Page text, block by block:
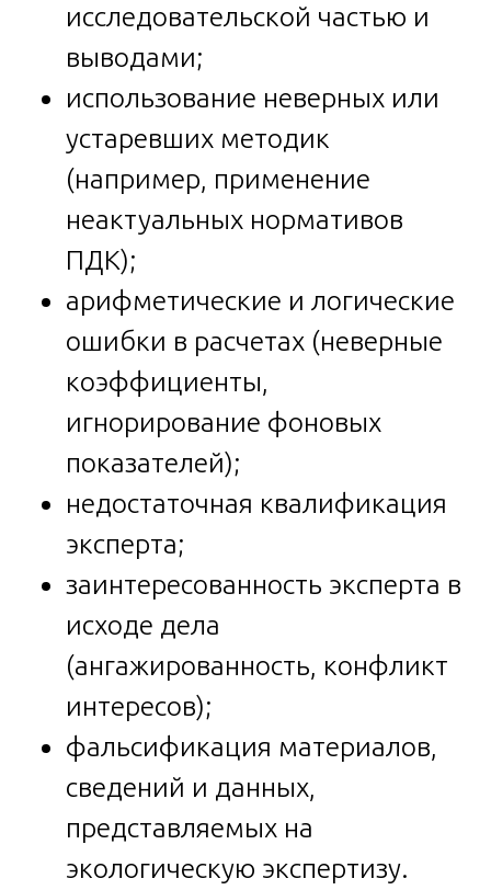
исследовательской частью и
выводами;
использование неверных или
устаревших методик
(например, применение
неактуальных нормативов
ПДК);
арифметические и логические
ошибки в расчетах (неверные
коэффициенты,
игнорирование фоновых
показателей);
недостаточная квалификация
эксперта;
заинтересованность эксперта в
исходе дела
(ангажированность, конфликт
интересов);
фальсификация материалов,
сведений и данных,
представляемых на
экологическую экспертизу.